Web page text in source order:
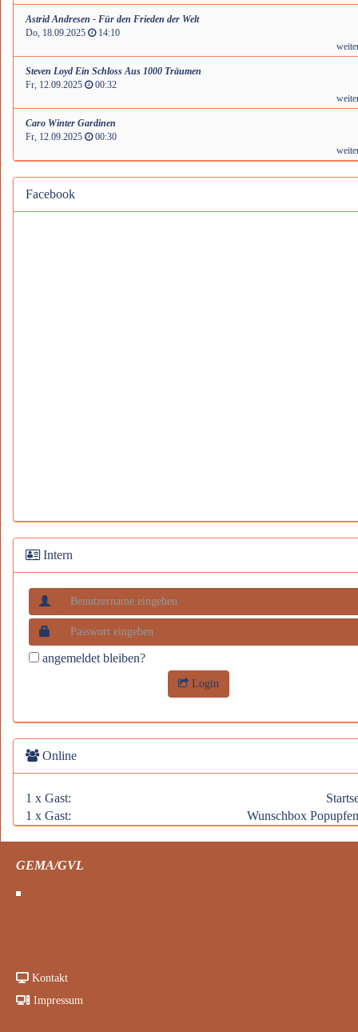
Astrid Andresen - Für den Frieden der Welt
Do, 18.09.2025
14:10
Steven Loyd Ein Schloss Aus 1000 Träumen
Fr, 12.09.2025
00:32
Caro Winter Gardinen
Fr, 12.09.2025
00:30
Facebook
Intern
angemeldet bleiben?
Login
Online
1 x Gast:
1 x Gast:
Wunschbox
GEMA/GVL
Kontakt
Impressum